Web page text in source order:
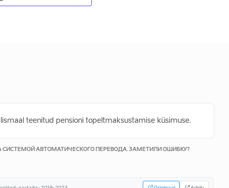
teenitud pensioni topeltmaksustamise küsimuse.
СИСТЕМОЙ АВТОМАТИЧЕСКОГО ПЕРЕВОДА. ЗАМЕТИЛИ ОШИБКУ?